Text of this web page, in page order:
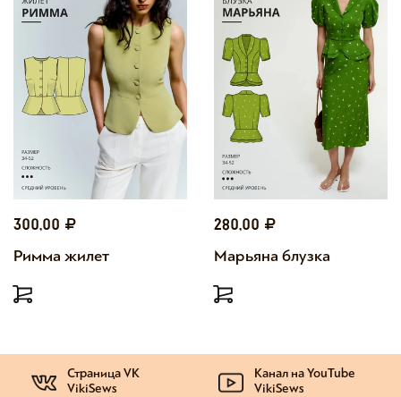
300,00
Римма жилет
280,00
Марьяна блузка
Страница VK
VikiSews
Канал на YouTube
VikiSews